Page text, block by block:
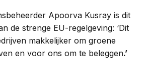
Apoorva Kusray is dit
de strenge EU-regelgeving: ‘Dit
makkelijker om groene
en voor ons om te beleggen.’